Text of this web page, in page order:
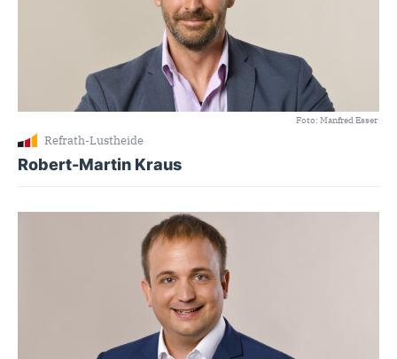
Foto: Manfred Esser
Refrath-Lustheide
Robert-Martin Kraus